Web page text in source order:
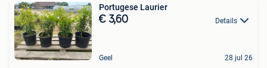
Portugese Laurier
€ 3,60 Details
Geel 28 jul 26